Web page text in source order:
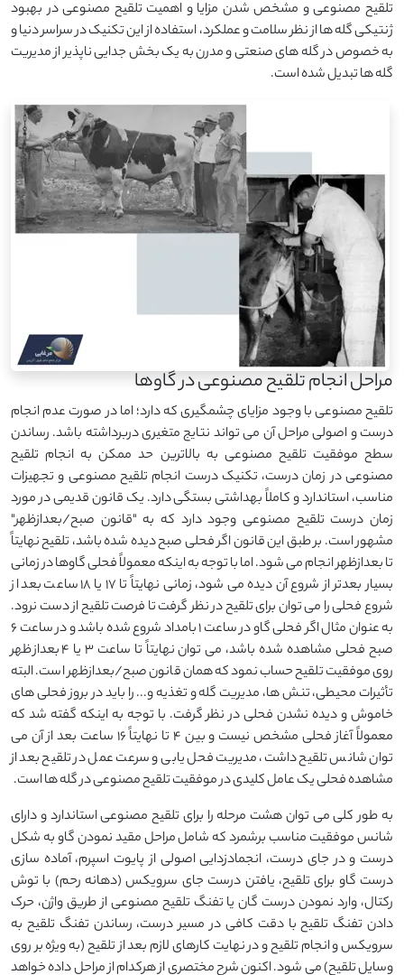
تلقیح مصنوعی و مشخص شدن مزایا و اهمیت تلقیح مصنوعی در بهبود
ژنتیکی گله ها از نظر سلامت و عملکرد، استفاده از این تکنیک در سراسر دنیا و
به خصوص در گله های صنعتی و مدرن به یک بخش جدایی ناپذیر از مدیریت
گله ها تبدیل شده است.
مراحل انجام تلقیح مصنوعی در گاوها
تلقیح مصنوعی با وجود مزایای چشمگیری که دارد؛ اما در صورت عدم انجام
درست و اصولی مراحل آن می تواند نتایج متغیری دربرداشته باشد. رساندن
سطح موفقیت تلقیح مصنوعی به بالاترین حد ممکن به انجام تلقیح
مصنوعی در زمان درست، تکنیک درست انجام تلقیح مصنوعی و تجهیزات
مناسب، استاندارد و کاملاً بهداشتی بستگی دارد. یک قانون قدیمی در مورد
زمان درست تلقیح مصنوعی وجود دارد که به "قانون صبح/بعدازظهر"
مشهور است. بر طبق این قانون اگر فحلی صبح دیده شده باشد، تلقیح نهایتاً
تا بعدازظهر انجام می شود. اما با توجه به اینکه معمولاً فحلی گاوها در زمانی
بسیار بعدتر از شروع آن دیده می شود، زمانی نهایتاً تا 17 یا 18 ساعت بعد از
شروع فحلی را می توان برای تلقیح در نظر گرفت تا فرصت تلقیح از دست نرود.
به عنوان مثال اگر فحلی گاو در ساعت 1 بامداد شروع شده باشد و در ساعت 6
صبح فحلی مشاهده شده باشد، می توان نهایتاً تا ساعت 3 یا 4 بعدازظهر
روی موفقیت تلقیح حساب نمود که همان قانون صبح/بعدازظهر است. البته
تأثیرات محیطی، تنش ها، مدیریت گله و تغذیه و... را باید در بروز فحلی های
خاموش و دیده نشدن فحلی در نظر گرفت. با توجه به اینکه گفته شد که
معمولاً آغاز فحلی مشخص نیست و بین 4 تا نهایتاً 16 ساعت بعد از آن می
توان شانس تلقیح داشت، مدیریت فحل یابی و سرعت عمل در تلقیح بعد از
مشاهده فحلی یک عامل کلیدی در موفقیت تلقیح مصنوعی در گله ها است.
به طور کلی می توان هشت مرحله را برای تلقیح مصنوعی استاندارد و دارای
شانس موفقیت مناسب برشمرد که شامل مراحل مقید نمودن گاو به شکل
درست و در جای درست، انجمادزدایی اصولی از پایوت اسپرم، آماده سازی
درست گاو برای تلقیح، یافتن درست جای سرویکس (دهانه رحم) با توش
رکتال، وارد نمودن درست گان یا تفنگ تلقیح مصنوعی از طریق واژن، حرک
دادن تفنگ تلقیح با دقت کافی در مسیر درست، رساندن تفنگ تلقیح به
سرویکس و انجام تلقیح و در نهایت کارهای لازم بعد از تلقیح (به ویژه بر روی
وسایل تلقیح) می شود. اکنون شرح مختصری از هرکدام از مراحل داده خواهد